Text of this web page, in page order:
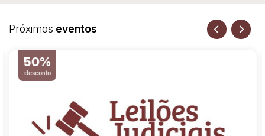
Veículos
Caminhões
Carros
Motos
Judiciais
Faixa de valor
Pesquisar
Próximos eventos
50%
desconto